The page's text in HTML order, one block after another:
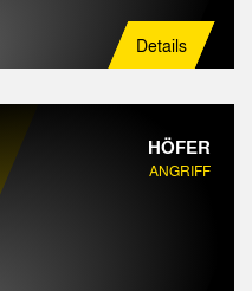
Details
HÖFER
ANGRIFF